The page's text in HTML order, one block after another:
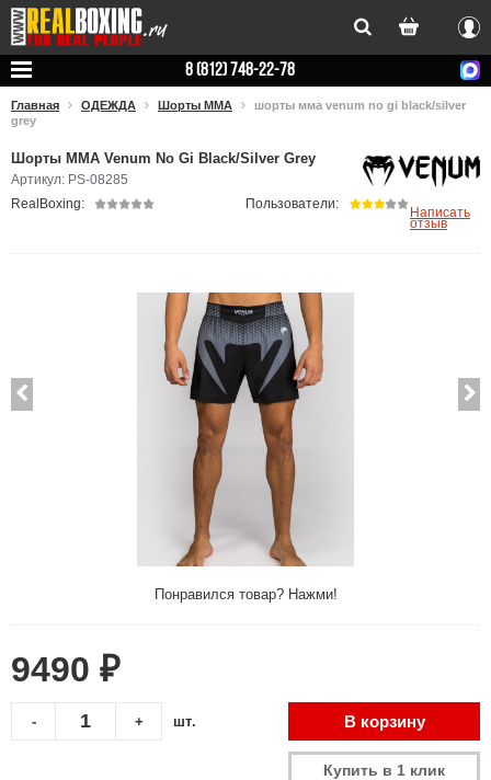
Вход
8 (812) 748-22-78
Главная ОДЕЖДА Шорты ММА
шорты мма venum no gi black/silver
grey
Шорты ММА Venum No Gi Black/Silver Grey
Артикул: PS-08285
Понравился товар? Нажми!
RealBoxing: Пользователи:
Написать
отзыв
9490 ₽
+
- шт. В корзину
Купить в 1 клик